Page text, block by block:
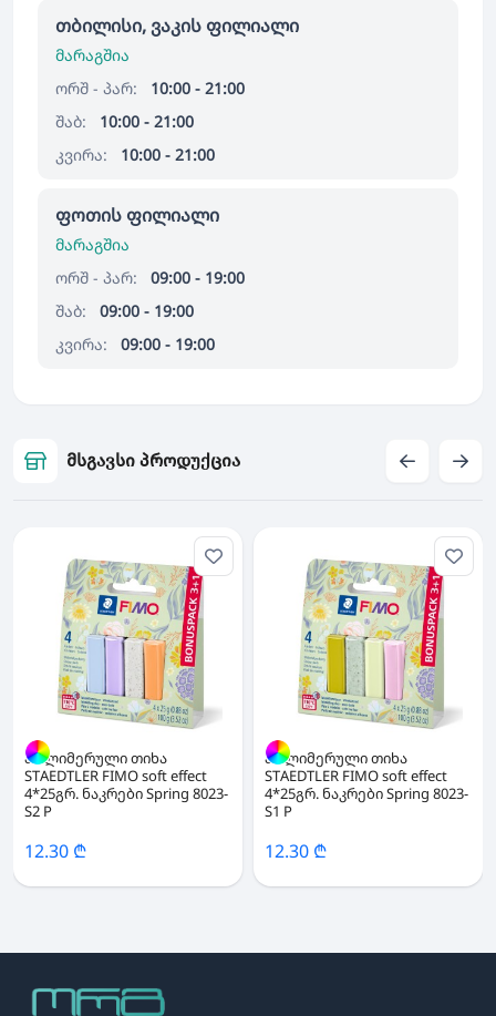
თბილისი, ვაკის ფილიალი
მარაგშია
ორშ - პარ:
10:00 - 21:00
შაბ:
10:00 - 21:00
კვირა:
10:00 - 21:00
ფოთის ფილიალი
მარაგშია
ორშ - პარ:
09:00 - 19:00
შაბ:
09:00 - 19:00
კვირა:
09:00 - 19:00
მსგავსი პროდუქცია
პოლიმერული თიხა
STAEDTLER FIMO soft effect
4*25გრ. ნაკრები Spring 8023-
S2 P
12.30 ₾
პოლიმერული თიხა
STAEDTLER FIMO soft effect
4*25გრ. ნაკრები Spring 8023-
S1 P
12.30 ₾